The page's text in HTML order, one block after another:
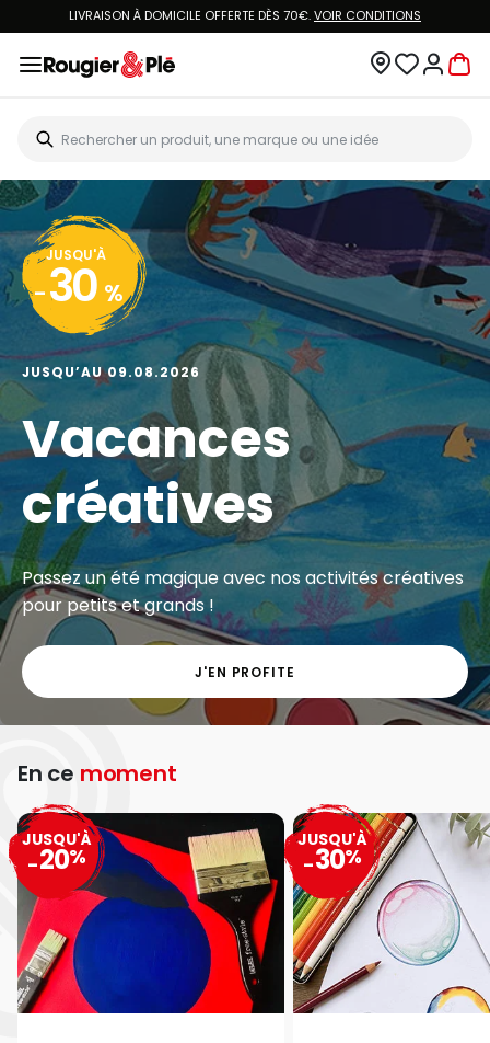
LIVRAISON À DOMICILE OFFERTE DÈS 70€.VOIR CONDITIONS
JUSQU'À
- 30 %
JUSQU’AU 09.08.2026
Vacances
créatives
Passez un été magique avec nos activités créatives
pour petits et grands !
J'EN PROFITE
En ce moment
JUSQU'À
-20%
JUSQU'À
-30%